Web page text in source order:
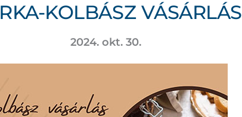
KOLBÁSZ VÁSÁRLÁS
2024. okt. 30.